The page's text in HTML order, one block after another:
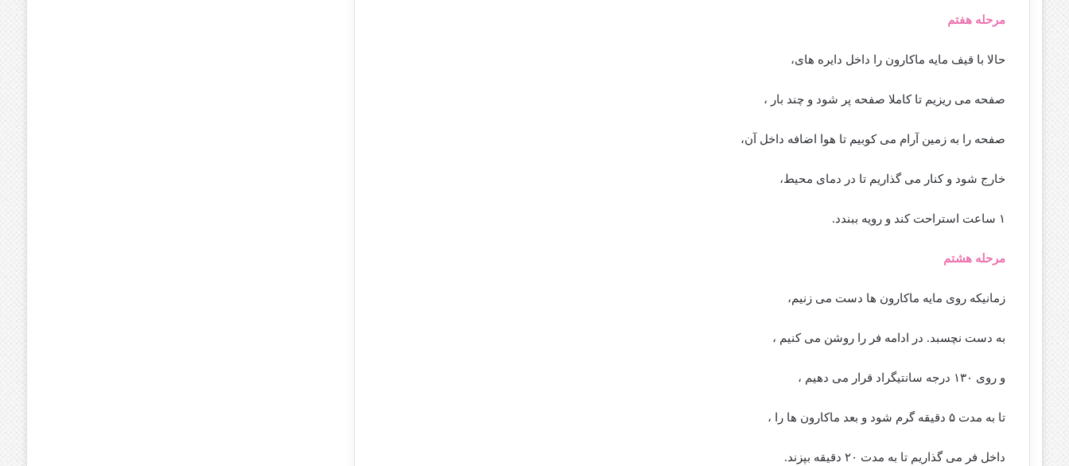
مرحله هفتم
حالا با قیف مایه ماکارون را داخل دایره های،
صفحه می ریزیم تا کاملا صفحه پر شود و چند بار ،
صفحه را به زمین آرام می کوبیم تا هوا اضافه داخل آن،
خارج شود و کنار می گذاریم تا در دمای محیط،
۱ ساعت استراحت کند و رویه ببندد.
مرحله هشتم
زمانیکه روی مایه ماکارون ها دست می زنیم،
به دست نچسبد. در ادامه فر را روشن می کنیم ،
و روی ۱۳۰ درجه سانتیگراد قرار می دهیم ،
تا به مدت ۵ دقیقه گرم شود و بعد ماکارون ها را ،
داخل فر می گذاریم تا به مدت ۲۰ دقیقه بپزند.